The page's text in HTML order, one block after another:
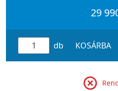
29
db KOSÁRBA